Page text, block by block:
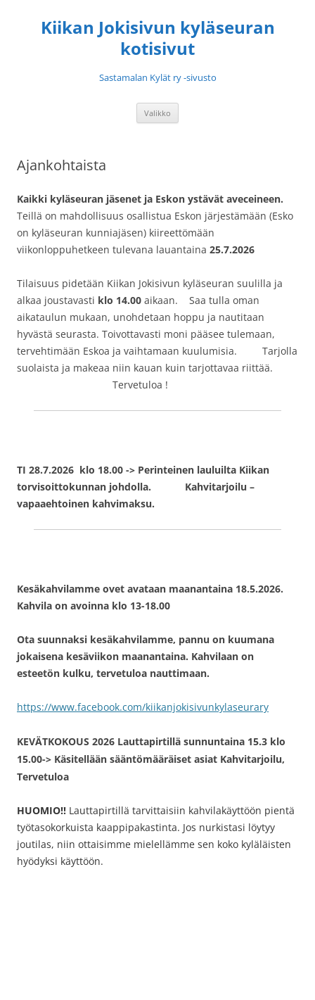
Kiikan Jokisivun kyläseuran
kotisivut
Sastamalan Kylät ry -sivusto
Valikko
Ajankohtaista
Kaikki kyläseuran jäsenet ja Eskon ystävät aveceineen.
Teillä on mahdollisuus osallistua Eskon järjestämään (Esko
on kyläseuran kunniajäsen) kiireettömään
viikonloppuhetkeen tulevana lauantaina 25.7.2026
Tilaisuus pidetään Kiikan Jokisivun kyläseuran suulilla ja
alkaa joustavasti klo 14.00 aikaan. Saa tulla oman
aikataulun mukaan, unohdetaan hoppu ja nautitaan
hyvästä seurasta. Toivottavasti moni pääsee tulemaan,
tervehtimään Eskoa ja vaihtamaan kuulumisia. Tarjolla
suolaista ja makeaa niin kauan kuin tarjottavaa riittää.
Tervetuloa !
TI 28.7.2026 klo 18.00 -> Perinteinen lauluilta Kiikan
torvisoittokunnan johdolla. Kahvitarjoilu –
vapaaehtoinen kahvimaksu.
Kesäkahvilamme ovet avataan maanantaina 18.5.2026.
Kahvila on avoinna klo 13-18.00
Ota suunnaksi kesäkahvilamme, pannu on kuumana
jokaisena kesäviikon maanantaina. Kahvilaan on
esteetön kulku, tervetuloa nauttimaan.
https://www.facebook.com/kiikanjokisivunkylaseurary
KEVÄTKOKOUS 2026 Lauttapirtillä sunnuntaina 15.3 klo
15.00-> Käsitellään sääntömääräiset asiat Kahvitarjoilu,
Tervetuloa
HUOMIO!! Lauttapirtillä tarvittaisiin kahvilakäyttöön pientä
työtasokorkuista kaappipakastinta. Jos nurkistasi löytyy
joutilas, niin ottaisimme mielellämme sen koko kyläläisten
hyödyksi käyttöön.